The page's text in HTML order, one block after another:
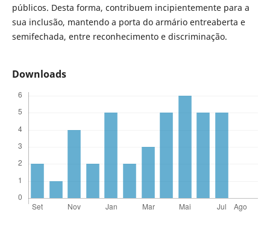
públicos. Desta forma, contribuem incipientemente para a
sua inclusão, mantendo a porta do armário entreaberta e
semifechada, entre reconhecimento e discriminação.
Downloads